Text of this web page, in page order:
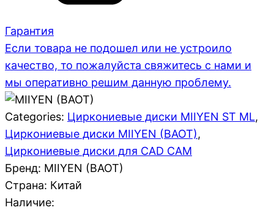
Гарантия
Если товара не подошел или не устроило
качество, то пожалуйста свяжитесь с нами и
мы оперативно решим данную проблему.
Categories: Циркониевые диски MIIYEN ST ML,
Циркониевые диски MIIYEN (BAOT),
Циркониевые диски для CAD CAM
Бренд: MIIYEN (BAOT)
Страна: Китай
Наличие: